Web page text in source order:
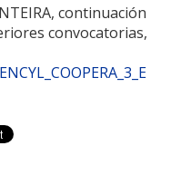
continuación
convocatorias,
de trabajo Castilla
2021 en la frontera